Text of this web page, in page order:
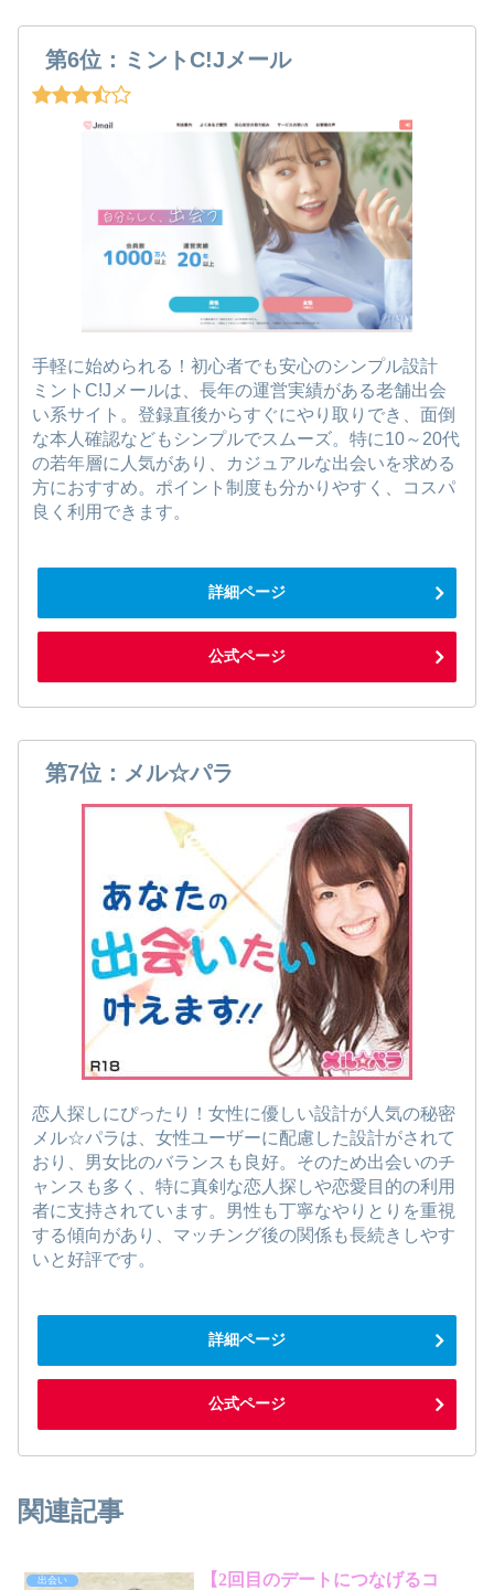
第6位：ミントC!Jメール
手軽に始められる！初心者でも安心のシンプル設計
ミントC!Jメールは、長年の運営実績がある老舗出会
い系サイト。登録直後からすぐにやり取りでき、面倒
な本人確認などもシンプルでスムーズ。特に10～20代
の若年層に人気があり、カジュアルな出会いを求める
方におすすめ。ポイント制度も分かりやすく、コスパ
良く利用できます。
詳細ページ
公式ページ
第7位：メル☆パラ
恋人探しにぴったり！女性に優しい設計が人気の秘密
メル☆パラは、女性ユーザーに配慮した設計がされて
おり、男女比のバランスも良好。そのため出会いのチ
ャンスも多く、特に真剣な恋人探しや恋愛目的の利用
者に支持されています。男性も丁寧なやりとりを重視
する傾向があり、マッチング後の関係も長続きしやす
いと好評です。
詳細ページ
公式ページ
関連記事
出会い
【2回目のデートにつなげるコ